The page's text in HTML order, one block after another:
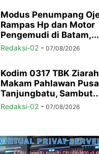
Modus Penumpang
Rampas Hp dan Motor
Pengemudi di Batam,...
Redaksi-02 - 07/08/2026
Kodim 0317 TBK
Makam Pahlawan
Tanjungbatu,
Redaksi-02 - 07/08/2026